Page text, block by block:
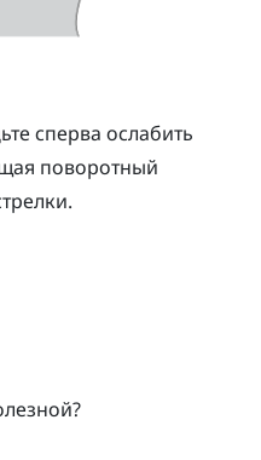
сперва ослабить
поворотный